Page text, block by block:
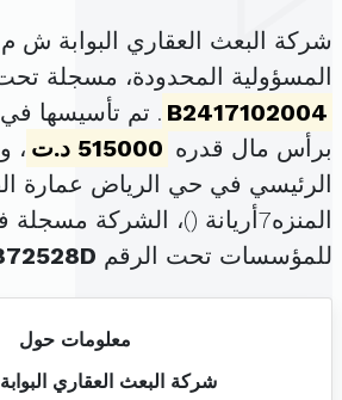
شركة البعث العقاري البوابة
المسؤولية المحدودة، مسجلة
B2417102004
برأس مال قدره 515000 د.ت
،
المنزه7أريانة (
)، الشركة مسجلة
للمؤسسات تحت الرقم
معلومات حول
شركة البعث العقاري